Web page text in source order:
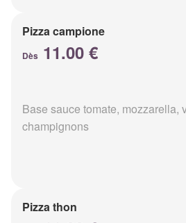
Pizza campione
Dès 11.00 €
Base sauce tomate, mozzarella,
champignons
Pizza thon